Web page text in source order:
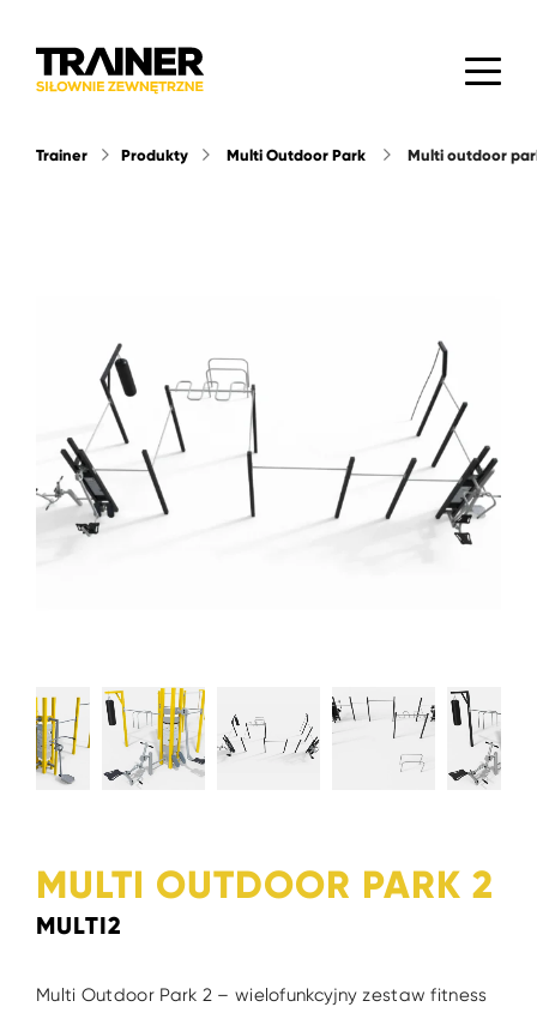
Trainer Produkty Multi Outdoor Park multi outdoor
MULTI OUTDOOR PARK 2
MULTI2
Multi Outdoor Park 2 – wielofunkcyjny zestaw fitness